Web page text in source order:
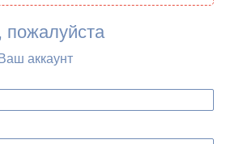
пожалуйста
аккаунт